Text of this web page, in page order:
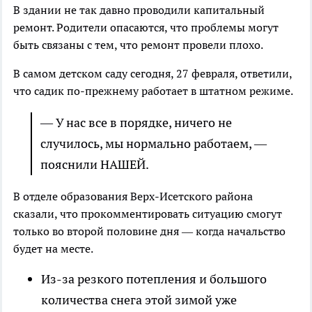
В здании не так давно проводили капитальный
ремонт. Родители опасаются, что проблемы могут
быть связаны с тем, что ремонт провели плохо.
В самом детском саду сегодня, 27 февраля, ответили,
что садик по-прежнему работает в штатном режиме.
— У нас все в порядке, ничего не
случилось, мы нормально работаем, —
пояснили НАШЕЙ.
В отделе образования Верх-Исетского района
сказали, что прокомментировать ситуацию смогут
только во второй половине дня — когда начальство
будет на месте.
Из-за резкого потепления и большого
количества снега этой зимой уже